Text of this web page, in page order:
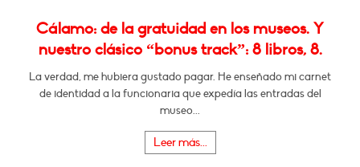
Cálamo: de la gratuidad en los museos. Y
nuestro clásico “bonus track”: 8 libros, 8.
La verdad, me hubiera gustado pagar. He enseñado mi carnet
de identidad a la funcionaria que expedía las entradas del
museo...
Leer más...